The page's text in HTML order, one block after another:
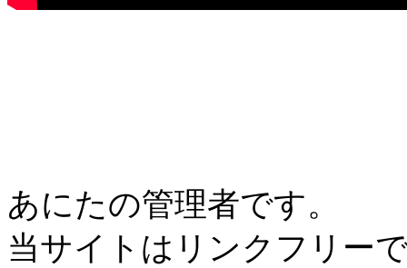
あにたの管理者です。
当サイトはリンクフリー